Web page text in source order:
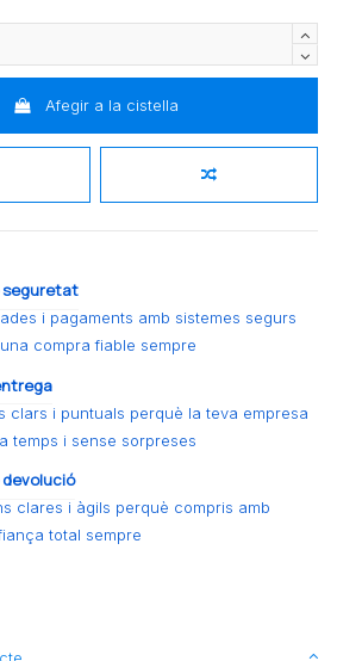
Afegir a la cistella
seguretat
i pagaments amb sistemes segurs
compra fiable sempre
clars i puntuals perquè la teva empresa
temps i sense sorpreses
clares i àgils perquè compris amb
total sempre